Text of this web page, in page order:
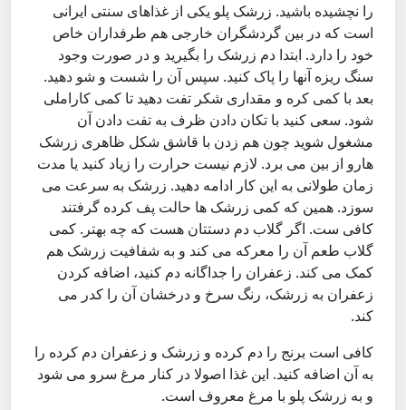
را نچشیده باشید. زرشک پلو یکی از غذاهای سنتی ایرانی
است که در بین گردشگران خارجی هم طرفداران خاص
خود را دارد. ابتدا دم زرشک را بگیرید و در صورت وجود
سنگ ریزه آنها را پاک کنید. سپس آن را شست و شو دهید.
بعد با کمی کره و مقداری شکر تفت دهید تا کمی کاراملی
شود. سعی کنید با تکان دادن ظرف به تفت دادن آن
مشغول شوید چون هم زدن با قاشق شکل ظاهری زرشک
هارو از بین می برد. لازم نیست حرارت را زیاد کنید یا مدت
زمان طولانی به این کار ادامه دهید. زرشک به سرعت می
سوزد. همین که کمی زرشک ها حالت پف کرده گرفتند
کافی ست. اگر گلاب دم دستتان هست که چه بهتر. کمی
گلاب طعم آن را معرکه می کند و به شفافیت زرشک هم
کمک می کند. زعفران را جداگانه دم کنید، اضافه کردن
زعفران به زرشک، رنگ سرخ و درخشان آن را کدر می
کند.
کافی است برنج را دم کرده و زرشک و زعفران دم کرده را
به آن اضافه کنید. این غذا اصولا در کنار مرغ سرو می شود
و به زرشک پلو با مرغ معروف است.